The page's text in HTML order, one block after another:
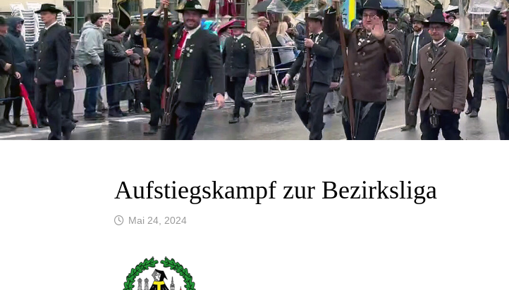
Aufstiegskampf zur Bezirksliga
Mai 24, 2024